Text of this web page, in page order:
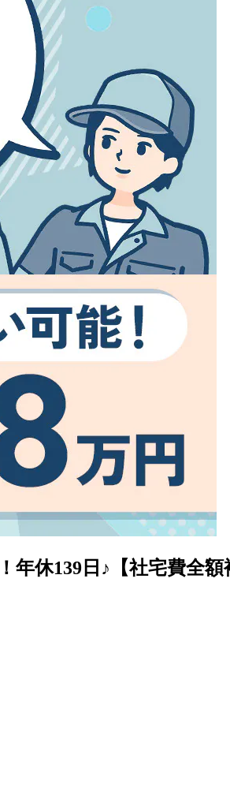
休139日♪【社宅費全